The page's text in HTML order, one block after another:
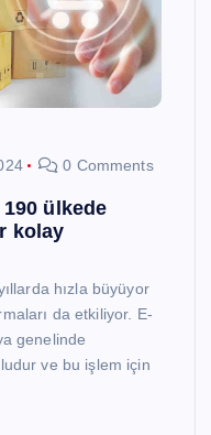
0 Comments
ülkede
kolay
hızla büyüyor
da etkiliyor. E-
genelinde
ve bu işlem için